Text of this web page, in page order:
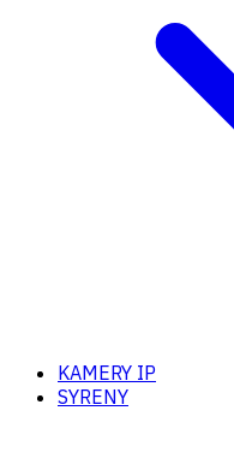
KAMERY IP
SYRENY